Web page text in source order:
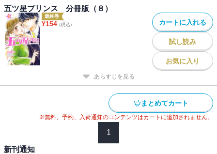
五ツ星プリンス 分冊版（８）
最終巻
¥154 (税込) カートに入れる
試し読み
お気に入り
あらすじを見る
まとめてカート
※無料、予約、入荷通知のコンテンツはカートに追加されません。
1
新刊通知